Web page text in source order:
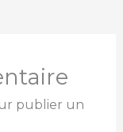
publier un